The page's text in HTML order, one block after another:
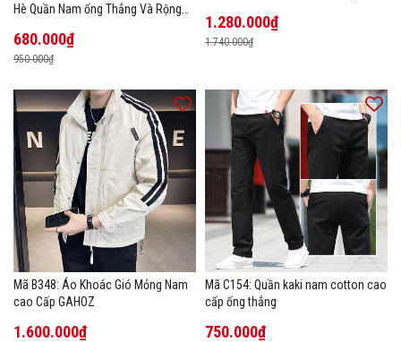
Hè Quần Nam ống Thẳng Và Rộng
680.000₫
950.000₫
1.280.000₫
1.740.000₫
Mã B348: Áo Khoác Gió Mỏng Nam
cao Cấp GAHOZ
1.600.000₫
Mã C154: Quần kaki nam cotton cao
cấp ống thẳng
750.000₫